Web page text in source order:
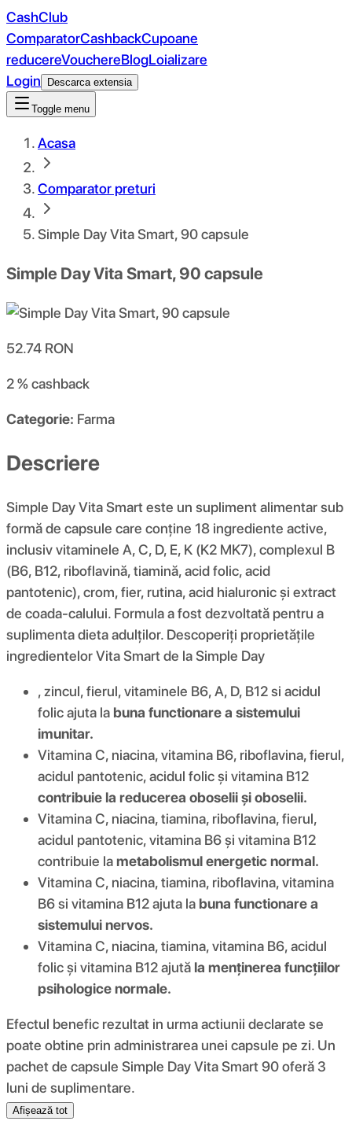
CashClub
ComparatorCashbackCupoane
reducereVouchereBlogLoializare
Login
Descarca extensia
Toggle menu
Acasa
Comparator preturi
Simple Day Vita Smart, 90 capsule
Simple Day Vita Smart, 90 capsule
52.74 RON
2 %cashback
Categorie: Farma
Descriere
Simple Day Vita Smart este un supliment alimentar sub
formă de capsule care conține 18 ingrediente active,
inclusiv vitaminele A, C, D, E, K (K2 MK7), complexul B
(B6, B12, riboflavină, tiamină, acid folic, acid
pantotenic), crom, fier, rutina, acid hialuronic și extract
de coada-calului. Formula a fost dezvoltată pentru a
suplimenta dieta adulților. Descoperiți proprietățile
ingredientelor Vita Smart de la Simple Day
, zincul, fierul, vitaminele B6, A, D, B12 si acidul
folic ajuta la buna functionare a sistemului
imunitar.
Vitamina C, niacina, vitamina B6, riboflavina, fierul,
acidul pantotenic, acidul folic și vitamina B12
contribuie la reducerea oboselii și oboselii.
Vitamina C, niacina, tiamina, riboflavina, fierul,
acidul pantotenic, vitamina B6 și vitamina B12
contribuie lametabolismul energetic normal.
Vitamina C, niacina, tiamina, riboflavina, vitamina
B6 si vitamina B12 ajuta la buna functionare a
sistemului nervos.
Vitamina C, niacina, tiamina, vitamina B6, acidul
folic și vitamina B12 ajută la menținerea funcțiilor
psihologice normale.
Efectul benefic rezultat in urma actiunii declarate se
poate obtine prin administrarea unei capsule pe zi. Un
pachet de capsule Simple Day Vita Smart 90 oferă 3
luni de suplimentare.
Afișează tot